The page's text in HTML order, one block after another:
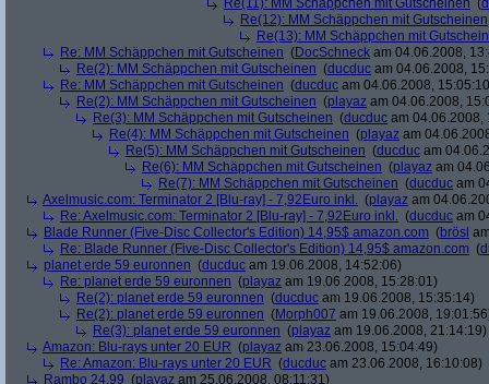
Re(11): MM Schäppchen mit Gutscheinen (
Re(12): MM Schäppchen mit Gutscheinen
Re(13): MM Schäppchen mit
Re: MM Schäppchen mit Gutscheinen (DocSchneck am 04.06.2008,
Re(2): MM Schäppchen mit Gutscheinen (ducduc am 04.06.2008,
Re: MM Schäppchen mit Gutscheinen (ducduc am 04.06.2008,
Re(2): MM Schäppchen mit Gutscheinen (playaz am 04.06.2008,
Re(3): MM Schäppchen mit Gutscheinen (ducduc am 04.06.2008,
Re(4): MM Schäppchen mit Gutscheinen (playaz am
Re(5): MM Schäppchen mit Gutscheinen (ducduc am
Re(6): MM Schäppchen mit Gutscheinen (playaz am
Re(7): MM Schäppchen mit Gutscheinen (ducduc am
Axelmusic.com: Terminator 2 [Blu-ray] - 7,92Euro inkl. (playaz am
Re: Axelmusic.com: Terminator 2 [Blu-ray] - 7,92Euro inkl. (ducduc am
Blade Runner (Five-Disc Collector's Edition) 14,95$ amazon.com (brösl
Re: Blade Runner (Five-Disc Collector's Edition) 14,95$ amazon.com (
planet erde 59 euronnen (ducduc am 19.06.2008, 14:52:06)
Re: planet erde 59 euronnen (playaz am 19.06.2008, 15:28:01)
Re(2): planet erde 59 euronnen (ducduc am 19.06.2008, 15:35:14)
Re(2): planet erde 59 euronnen (Morph007 am 19.06.2008,
Re(3): planet erde 59 euronnen (playaz am 19.06.2008, 21:14:19)
Amazon: Blu-rays unter 20 EUR (playaz am 23.06.2008, 15:04:49)
Re: Amazon: Blu-rays unter 20 EUR (ducduc am 23.06.2008, 16:10:08)
Rambo 24,99 (playaz am 25.06.2008, 08:11:31)